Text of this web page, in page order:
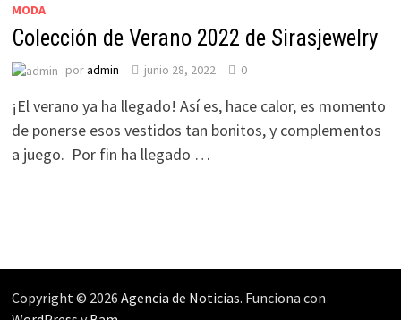
MODA
Colección de Verano 2022 de Sirasjewelry
poradmin junio 28, 2022 0
¡El verano ya ha llegado! Así es, hace calor, es momento
de ponerse esos vestidos tan bonitos, y complementos
a juego. Por fin ha llegado …
Copyright © 2026 Agencia de Noticias. Funciona con